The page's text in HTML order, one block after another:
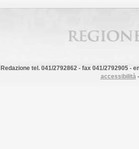
| Redazione tel. 041/2792862 - fax 041/2792905 -
accessibilità